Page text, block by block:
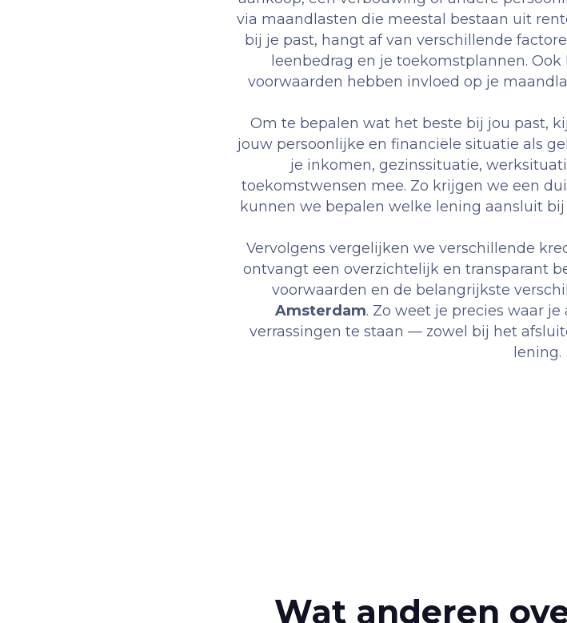
via maandlasten die meestal bestaan uit
bij je past, hangt af van verschillende
leenbedrag en je toekomstplannen.
voorwaarden hebben invloed op je
Om te bepalen wat het beste bij jou past,
jouw persoonlijke en financiële situatie als
je inkomen, gezinssituatie,
toekomstwensen mee. Zo krijgen we een
kunnen we bepalen welke lening aansluit
Vervolgens vergelijken we verschillende
ontvangt een overzichtelijk en transparant
voorwaarden en de belangrijkste
Amsterdam. Zo weet je precies waar
verrassingen te staan — zowel bij het
lening.
Wat anderen